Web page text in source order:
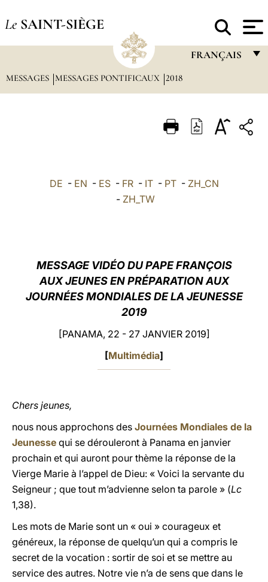
Le SAINT-SIÈGE
FRANÇAIS
ITALIANO
中文
LATINE
MESSAGES MESSAGES PONTIFICAUX 2018
DE - EN - ES- FR- IT- PT- ZH_CN
- ZH_TW
MESSAGE VIDÉO DU PAPE FRANÇOIS
AUX JEUNES EN PRÉPARATION AUX
JOURNÉES MONDIALES DE LA JEUNESSE
2019
[PANAMA, 22 - 27 JANVIER 2019]
[Multimédia]
Chers jeunes,
nous nous approchons des Journées Mondiales de la
Jeunesse qui se dérouleront à Panama en janvier
prochain et qui auront pour thème la réponse de la
Vierge Marie à l’appel de Dieu: « Voici la servante du
Seigneur ; que tout m’advienne selon ta parole » (Lc
1,38).
Les mots de Marie sont un « oui » courageux et
généreux, la réponse de quelqu’un qui a compris le
secret de la vocation : sortir de soi et se mettre au
service des autres. Notre vie n’a de sens que dans le